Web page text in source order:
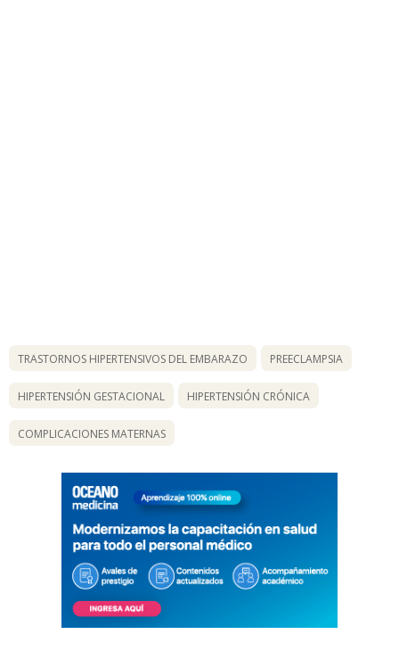
TRASTORNOS HIPERTENSIVOS DEL EMBARAZO PREECLAMPSIA
HIPERTENSIÓN GESTACIONAL HIPERTENSIÓN CRÓNICA
COMPLICACIONES MATERNAS